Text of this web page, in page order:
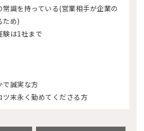
識を持っている(営業相手が企業の
ため)
は1社まで
誠実な方
末永く勤めてくださる方